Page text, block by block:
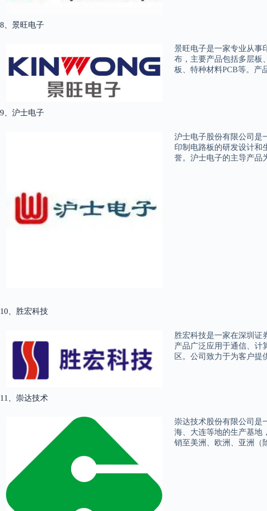
8、景旺电子
景旺电子是一家专业从事
布，主要产品包括多层板
板、特种材料PCB等。产
9、沪士电子
沪士电子股份有限公司是
印制电路板的研发设计和
誉。沪士电子的主导产品
10、胜宏科技
胜宏科技是一家在深圳证
产品广泛应用于通信、计
区。公司致力于为客户提
11、崇达技术
崇达技术股份有限公司是
海、大连等地的生产基地
销至美洲、欧洲、亚洲（